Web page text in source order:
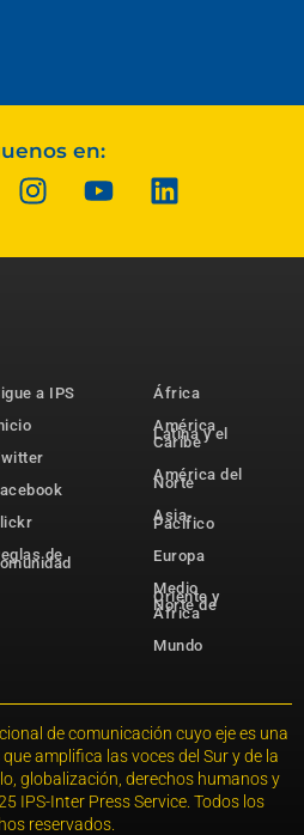
en:
a IPS
de
África
América
Latina y el
Caribe
América del
Norte
Asia-
Pacífico
Europa
Medio
Oriente y
Norte de
África
Mundo
de comunicación cuyo eje es una
amplifica las voces del Sur y de la
globalización, derechos humanos y
IPS-Inter Press Service. Todos los
reservados.